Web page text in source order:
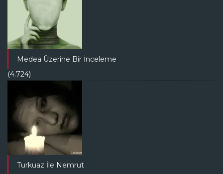
Medea Üzerine Bir İnceleme
(4.724)
Turkuaz İle Nemrut